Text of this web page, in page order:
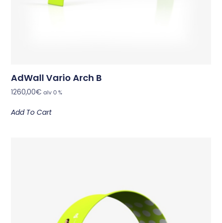
AdWall Vario Arch B
1260,00€ alv 0 %
Add To Cart